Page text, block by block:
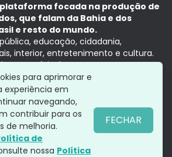
plataforma focada na produção de
que falam da Bahia e dos
e resto do mundo.
educação, cidadania,
interior, entretenimento e cultura.
e a notícia é no tempo presente,
do Grupo Aratu.
de privacidade
para aprimorar e
experiência em
navegando,
contribuir para os
de melhoria.
de
nossa Política
FECHAR